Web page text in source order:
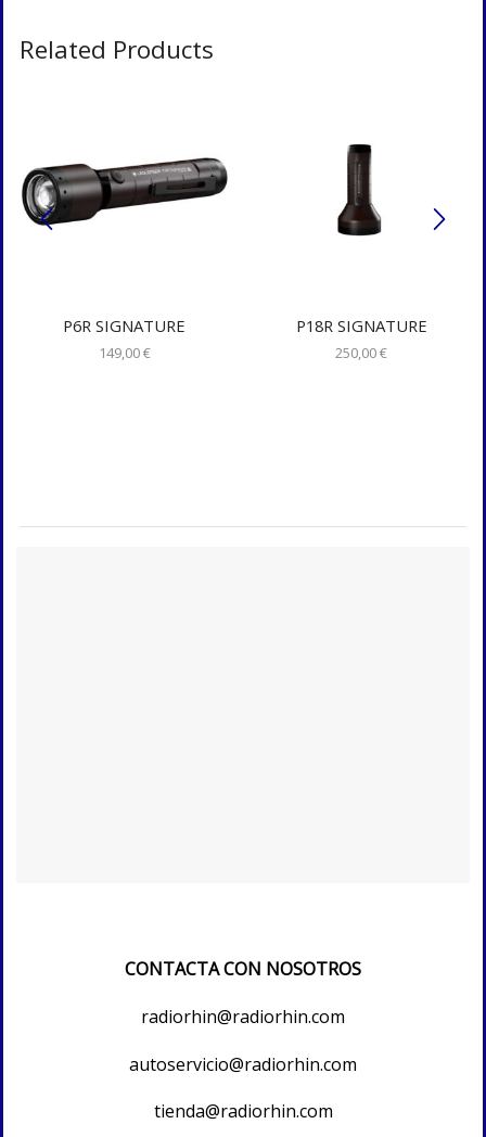
Related Products
P6R SIGNATURE
149,00€
P18R SIGNATURE
250,00€
CONTACTA CON NOSOTROS
radiorhin@radiorhin.com
autoservicio@radiorhin.com
tienda@radiorhin.com